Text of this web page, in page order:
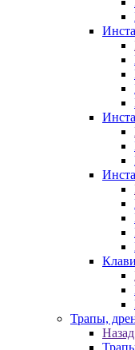
Трапы,
Назад